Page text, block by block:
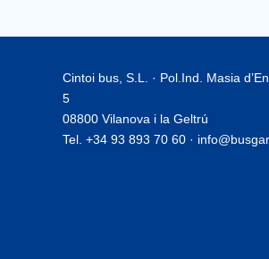
Cintoi bus, S.L. · Pol.Ind. Masia
5
08800 Vilanova i la Geltrú
Tel. +34 93 893 70 60 ·